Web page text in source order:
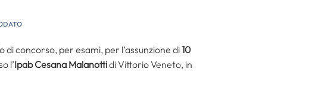
concorso, per esami, per l’assunzione di10
l’Ipab Cesana Malanottidi Vittorio Veneto, in